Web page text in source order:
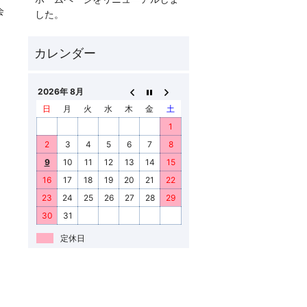
した。
2026年 8月
日
月 火 水 木 金
土
1
2
3 4 5 6 7
8
9
10 11 12 13 14
15
16
17 18 19 20 21
22
23
24 25 26 27 28
29
30
31
定休日